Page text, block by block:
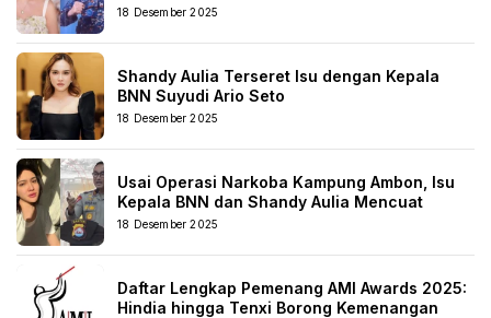
18 Desember 2025
Shandy Aulia Terseret Isu dengan Kepala
BNN Suyudi Ario Seto
18 Desember 2025
Usai Operasi Narkoba Kampung Ambon, Isu
Kepala BNN dan Shandy Aulia Mencuat
18 Desember 2025
Daftar Lengkap Pemenang AMI Awards 2025:
Hindia hingga Tenxi Borong Kemenangan